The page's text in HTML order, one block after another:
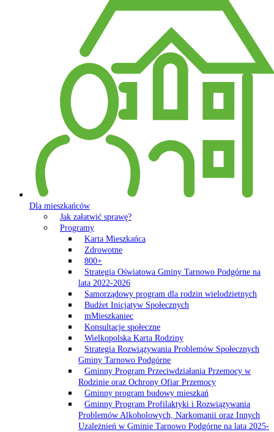
Dla mieszkańców
Jak załatwić sprawę?
Programy
Karta Mieszkańca
Zdrowotne
800+
Strategia Oświatowa Gminy Tarnowo Podgórne na
lata 2022-2026
Samorządowy program dla rodzin wielodzietnych
Budżet Inicjatyw Społecznych
mMieszkaniec
Konsultacje społeczne
Wielkopolska Karta Rodziny
Strategia Rozwiązywania Problemów Społecznych
Gminy Tarnowo Podgórne
Gminny Program Przeciwdziałania Przemocy w
Rodzinie oraz Ochrony Ofiar Przemocy
Gminny program budowy mieszkań
Gminny Program Profilaktyki i Rozwiązywania
Problemów Alkoholowych, Narkomanii oraz Innych
Uzależnień w Gminie Tarnowo Podgórne na lata 2025-